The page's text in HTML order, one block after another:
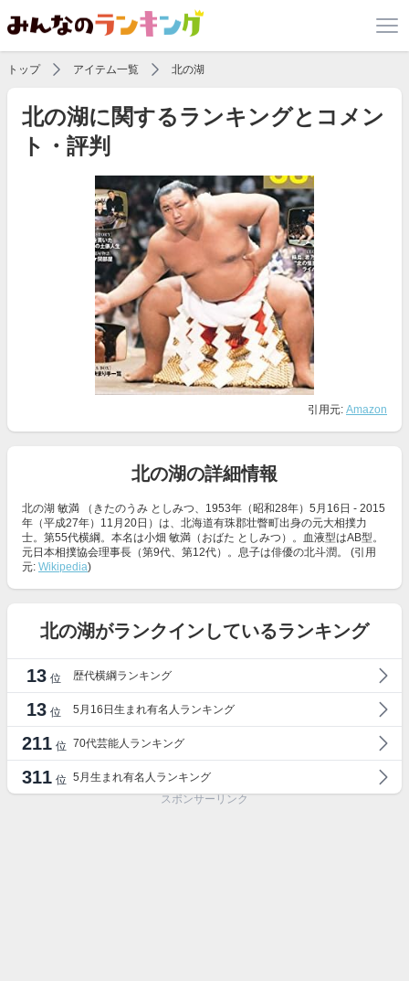
トップ アイテム一覧 北の湖
北の湖に関するランキングとコメン
ト・評判
引用元: Amazon
北の湖の詳細情報
北の湖 敏満 （きたのうみ としみつ、1953年（昭和28年）5月16日 - 2015
年（平成27年）11月20日）は、北海道有珠郡壮瞥町出身の元大相撲力
士。第55代横綱。本名は小畑 敏満（おばた としみつ）。血液型はAB型。
元日本相撲協会理事長（第9代、第12代）。息子は俳優の北斗潤。 (引用
元: Wikipedia)
北の湖がランクインしているランキング
13 位 歴代横綱ランキング
13 位 5月16日生まれ有名人ランキング
211 位 70代芸能人ランキング
311 位 5月生まれ有名人ランキング
スポンサーリンク